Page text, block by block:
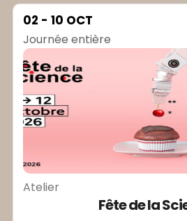
02 - 10 OCT
Journée entière
Atelier
Fête de la